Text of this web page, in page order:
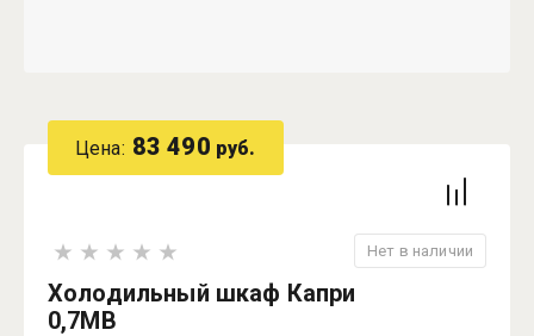
Цена: 83 490 руб.
Холодильный шкаф Капри
0,7МВ
Нет в наличии